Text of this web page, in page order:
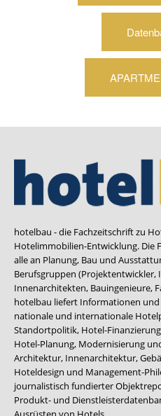
hotelbau - die Fachzeitschrift zu
Hotelimmobilien-Entwicklung. Die
alle an Planung, Bau und
Berufsgruppen (Projektentwickler,
Innenarchitekten, Bauingenieure,
hotelbau liefert Informationen
nationale und internationale
Standortpolitik, Hotel-
Hotel-Planung, Modernisierung
Architektur, Innenarchitektur,
Hoteldesign und Management-
journalistisch fundierter
Produkt- und